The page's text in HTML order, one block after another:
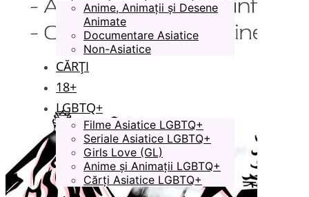
Anime, Animații și Desene
Animate
Documentare Asiatice
Non-Asiatice
CĂRȚI
18+
LGBTQ+
Filme Asiatice LGBTQ+
Seriale Asiatice LGBTQ+
Girls Love (GL)
Anime și Animații LGBTQ+
Cărți Asiatice LGBTQ+